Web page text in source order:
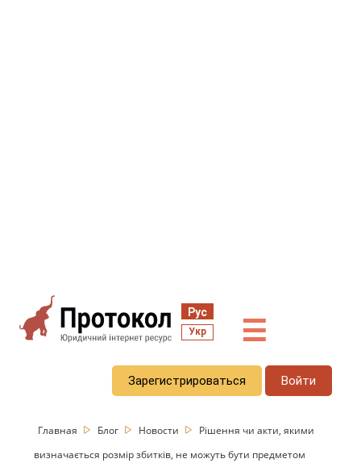
Рус
Укр ☰
Зарегистрироваться Войти
Главная Блог Новости
Рішення чи акти, якими
визначається розмір збитків, не можуть бути предметом